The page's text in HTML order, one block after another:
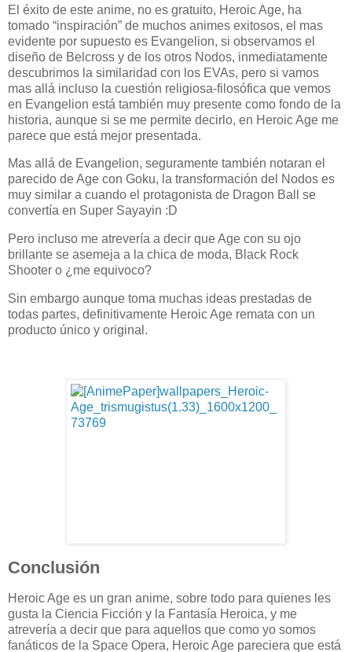
El éxito de este anime, no es gratuito, Heroic Age, ha
tomado “inspiración” de muchos animes exitosos, el mas
evidente por supuesto es Evangelion, si observamos el
diseño de Belcross y de los otros Nodos, inmediatamente
descubrimos la similaridad con los EVAs, pero si vamos
mas allá incluso la cuestión religiosa-filosófica que vemos
en Evangelion está también muy presente como fondo de la
historia, aunque si se me permite decirlo, en Heroic Age me
parece que está mejor presentada.
Mas allá de Evangelion, seguramente también notaran el
parecido de Age con Goku, la transformación del Nodos es
muy similar a cuando el protagonista de Dragon Ball se
convertía en Super Sayayin :D
Pero incluso me atrevería a decir que Age con su ojo
brillante se asemeja a la chica de moda, Black Rock
Shooter o ¿me equivoco?
Sin embargo aunque toma muchas ideas prestadas de
todas partes, definitivamente Heroic Age remata con un
producto único y original.
Conclusión
Heroic Age es un gran anime, sobre todo para quienes les
gusta la Ciencia Ficción y la Fantasía Heroica, y me
atrevería a decir que para aquellos que como yo somos
fanáticos de la Space Opera, Heroic Age pareciera que está